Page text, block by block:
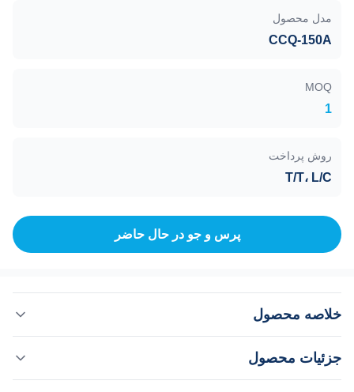
مدل محصول
CCQ-150A
MOQ
1
روش پرداخت
T/T، L/C
پرس و جو در حال حاضر
خلاصه محصول
جزئیات محصول